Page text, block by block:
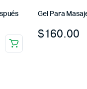
Gel Para
$160.00